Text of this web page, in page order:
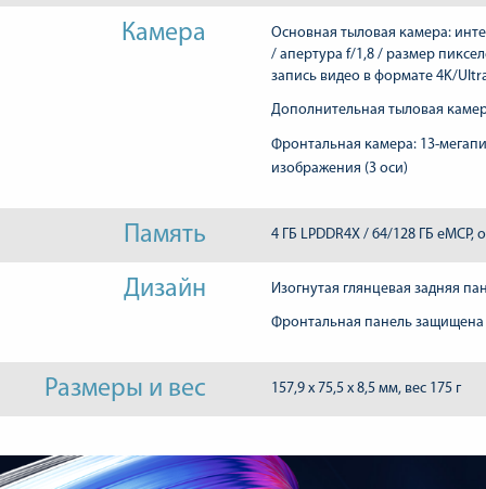
Камера
Основная тыловая камера:
/ апертура f/1,8 / размер
запись видео в формате 4K/
Дополнительная тыловая
Фронтальная камера: 13-
изображения (3 оси)
Память 4 ГБ LPDDR4X / 64/128 ГБ
Дизайн Изогнутая глянцевая задняя
Фронтальная панель защищена
Размеры и вес 157,9 x 75,5 x 8,5 мм, вес 175 г